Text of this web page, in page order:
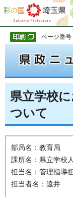
彩の国 埼玉県
ページ番
県立学校
ついて
部局名：教育局
課所名：県立学校
担当名：管理指導
担当者名：遠井